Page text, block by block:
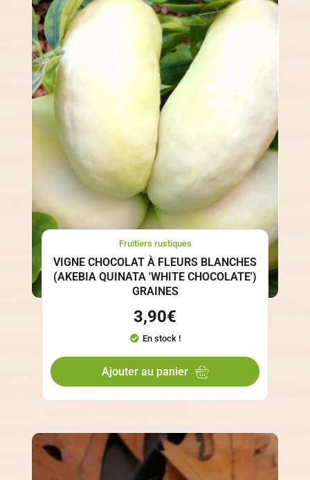
Fruitiers rustiques
VIGNE CHOCOLAT À FLEURS BLANCHES
(AKEBIA QUINATA 'WHITE CHOCOLATE')
GRAINES
3,90€
En stock !
Ajouter au panier